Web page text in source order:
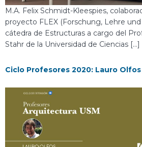
M.A. Felix Schmidt-Kleespies,
proyecto FLEX (Forschung, Lehre
cátedra de Estructuras a cargo del
Stahr de la Universidad de Ciencias […]
Ciclo Profesores 2020: Lauro Olfos